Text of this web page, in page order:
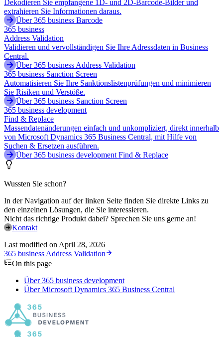
Dekodieren Sie empfangene 1D- und 2D-Barcode-Bilder und
extrahieren Sie Informationen daraus.
Über 365 business Barcode
365 business
Address Validation
Validieren und vervollständigen Sie Ihre Adressdaten in Business
Central.
Über 365 business Address Validation
365 business Sanction Screen
Automatisieren Sie Ihre Sanktionslistenprüfungen und minimieren
Sie Risiken und Verstöße.
Über 365 business Sanction Screen
365 business development
Find & Replace
Massendatenänderungen einfach und unkompliziert, direkt innerhalb
von Microsoft Dynamics 365 Business Central, mit Hilfe von
Suchen & Ersetzen ausführen.
Über 365 business development Find & Replace
Wussten Sie schon?
In der Navigation auf der linken Seite finden Sie direkte Links zu
den einzelnen Lösungen, die Sie interessieren.
Nicht das richtige Produkt dabei? Sprechen Sie uns gerne an!
Kontakt
Last modified on April 28, 2026
365 business Address Validation
On this page
Über 365 business development
Über Microsoft Dynamics 365 Business Central